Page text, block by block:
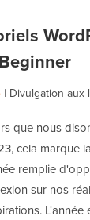
| Divulgation aux
que nous
cela marque
remplie
sur nos
L'année